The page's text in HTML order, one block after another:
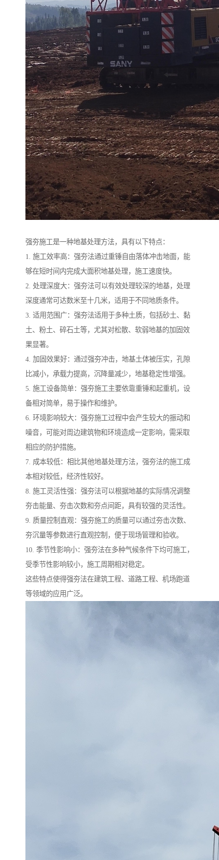
强夯施工是一种地基处理方法，具有以下特点：
1. 施工效率高：强夯法通过重锤自由落体冲击地面，能
够在短时间内完成大面积地基处理，施工速度快。
2. 处理深度大：强夯法可以有效处理较深的地基，处理
深度通常可达数米至十几米，适用于不同地质条件。
3. 适用范围广：强夯法适用于多种土质，包括砂土、黏
土、粉土、碎石土等，尤其对松散、软弱地基的加固效
果显著。
4. 加固效果好：通过强夯冲击，地基土体被压实，孔隙
比减小，承载力提高，沉降量减少，地基稳定性增强。
5. 施工设备简单：强夯施工主要依靠重锤和起重机，设
备相对简单，易于操作和维护。
6. 环境影响较大：强夯施工过程中会产生较大的振动和
噪音，可能对周边建筑物和环境造成一定影响，需采取
相应的防护措施。
7. 成本较低：相比其他地基处理方法，强夯法的施工成
本相对较低，经济性较好。
8. 施工灵活性强：强夯法可以根据地基的实际情况调整
夯击能量、夯击次数和夯点间距，具有较强的灵活性。
9. 质量控制直观：强夯施工的质量可以通过夯击次数、
夯沉量等参数进行直观控制，便于现场管理和验收。
10. 季节性影响小：强夯法在多种气候条件下均可施工，
受季节性影响较小，施工周期相对稳定。
这些特点使得强夯法在建筑工程、道路工程、机场跑道
等领域的应用广泛。